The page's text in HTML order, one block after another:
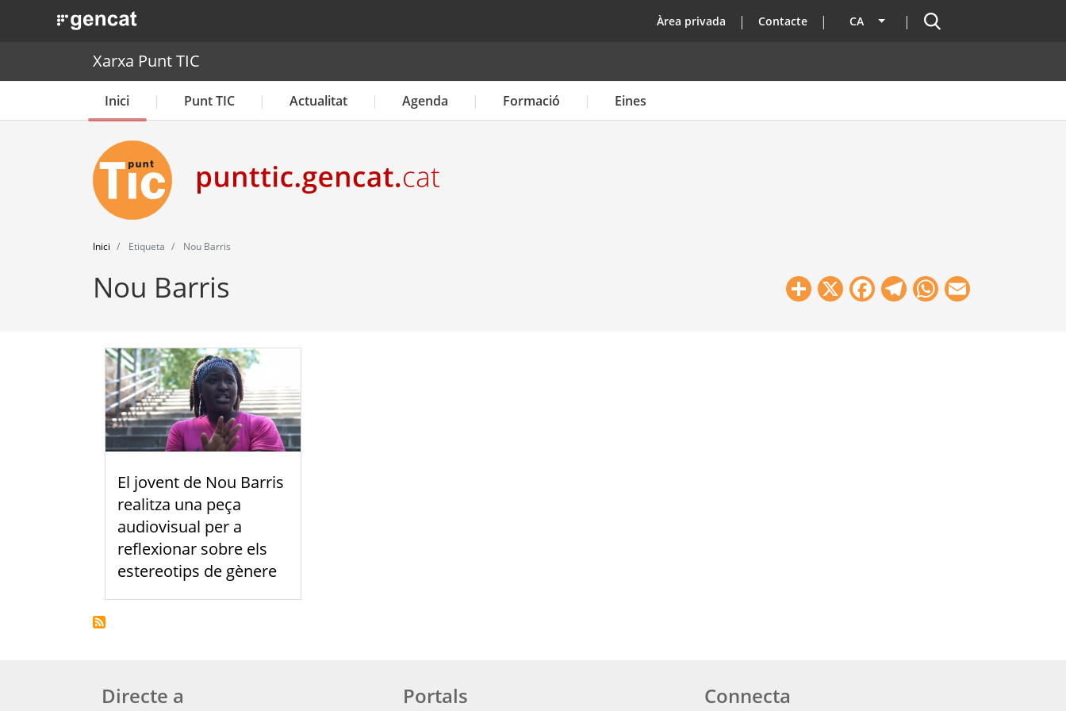
. Obre en una nova finestra. top
Àrea privada Contacte CA Llista les accions addicionals
Cercador
Xarxa Punt TIC
Inici Punt TIC Actualitat Agenda Formació Eines
Inici Etiqueta Nou Barris
Nou Barris Share
X Facebook
Telegram
WhatsApp
El jovent de Nou Barris
realitza una peça
audiovisual per a
reflexionar sobre els
estereotips de gènere
Directe a Portals Connecta